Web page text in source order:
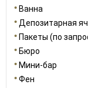
Ванна
Депозитарная
Пакеты (по
Бюро
Мини-бар
Фен